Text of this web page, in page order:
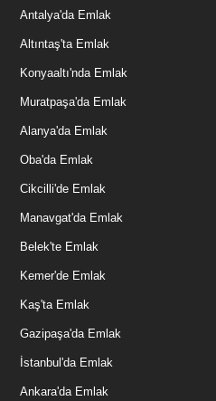
Antalya'da Emlak
Altıntaş'ta Emlak
Konyaaltı'nda Emlak
Muratpaşa'da Emlak
Alanya'da Emlak
Oba'da Emlak
Cikcilli'de Emlak
Manavgat'da Emlak
Belek'te Emlak
Kemer'de Emlak
Kaş'ta Emlak
Gazipaşa'da Emlak
İstanbul'da Emlak
Ankara'da Emlak